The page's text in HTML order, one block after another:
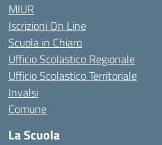
MIUR
Iscrizioni On Line
Scuola in Chiaro
Ufficio Scolastico Regionale
Ufficio Scolastico Territoriale
Invalsi
Comune
La Scuola